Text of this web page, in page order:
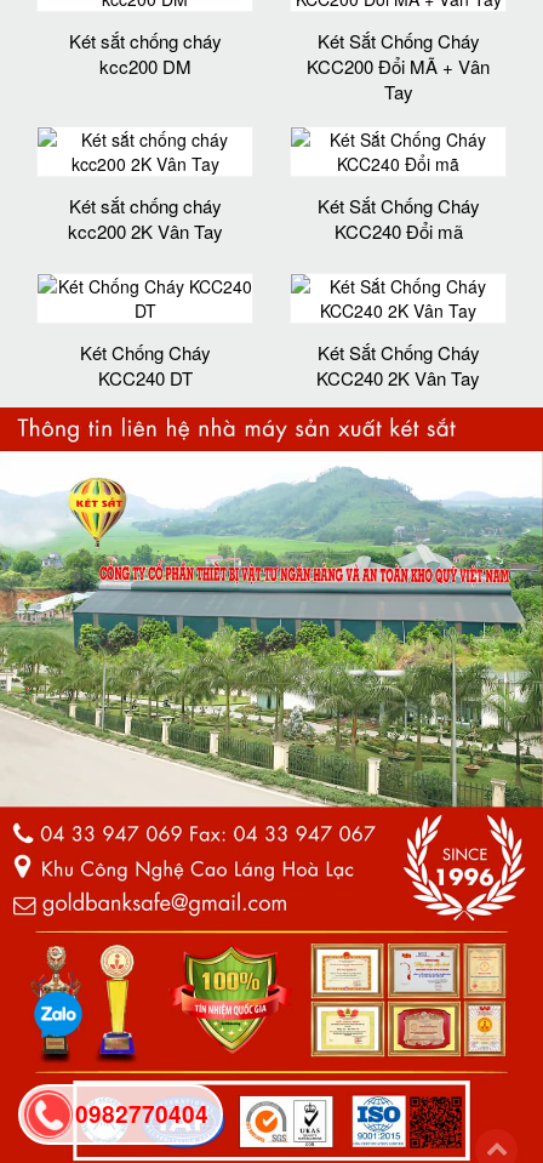
Két sắt chống cháy
kcc200 DM
Két Sắt Chống Cháy
KCC200 Đổi MÃ + Vân
Tay
Két sắt chống cháy
kcc200 2K Vân Tay
Két Sắt Chống Cháy
KCC240 Đổi mã
Két Chống Cháy
KCC240 DT
Két Sắt Chống Cháy
KCC240 2K Vân Tay
0982770404